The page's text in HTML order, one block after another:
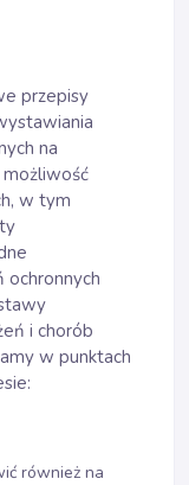
przepisy
na
w tym
i chorób
w punktach
również na